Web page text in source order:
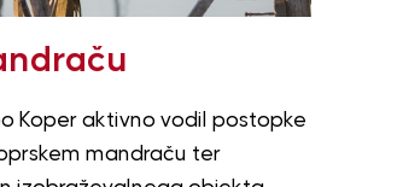
Koper aktivno vodil postopke
mandraču ter